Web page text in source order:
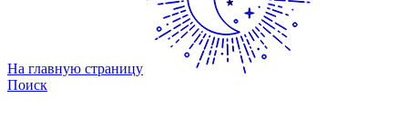
На главную страницу
Поиск